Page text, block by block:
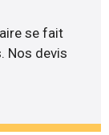
se fait
Nos devis